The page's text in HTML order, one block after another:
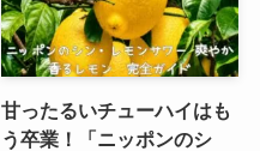
甘ったるいチューハイはも
う卒業！「ニッポンのシ